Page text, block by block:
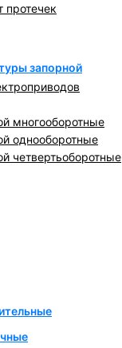
запорной
многооборотные
однооборотные
четвертьоборотные